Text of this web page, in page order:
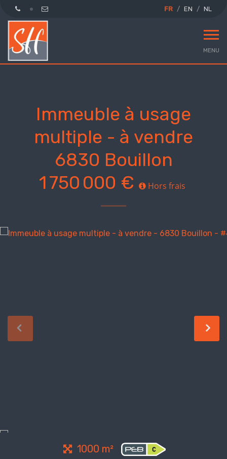
FR EN NL
MENU
Immeuble à usage
multiple - à vendre
6830 Bouillon
1 750 000 €
Hors frais
1000 m²